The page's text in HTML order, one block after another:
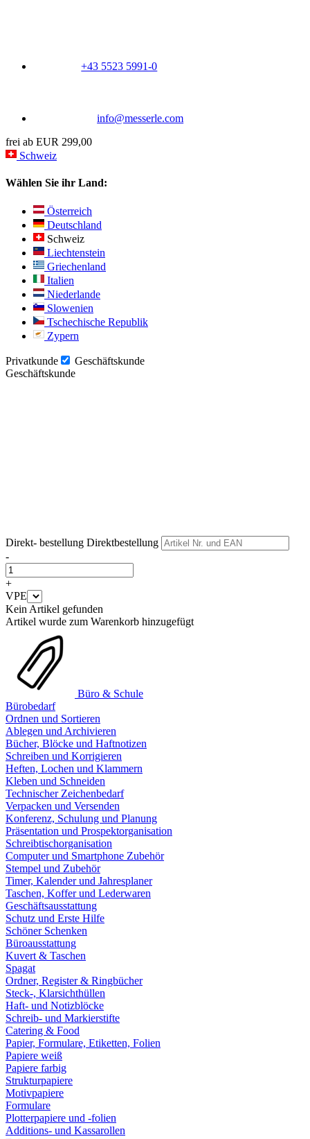
+43 5523 5991-0
info@messerle.com
frei ab EUR 299,00
Schweiz
Wählen Sie ihr Land:
Österreich
Deutschland
Schweiz
Liechtenstein
Griechenland
Italien
Niederlande
Slowenien
Tschechische Republik
Zypern
Privatkunde
Geschäftskunde
Geschäftskunde
Direkt- bestellung Direktbestellung
-
+
VPE
Kein Artikel gefunden
Artikel wurde zum Warenkorb hinzugefügt
Büro & Schule
Bürobedarf
Ordnen und Sortieren
Ablegen und Archivieren
Bücher, Blöcke und Haftnotizen
Schreiben und Korrigieren
Heften, Lochen und Klammern
Kleben und Schneiden
Technischer Zeichenbedarf
Verpacken und Versenden
Konferenz, Schulung und Planung
Präsentation und Prospektorganisation
Schreibtischorganisation
Computer und Smartphone Zubehör
Stempel und Zubehör
Timer, Kalender und Jahresplaner
Taschen, Koffer und Lederwaren
Geschäftsausstattung
Schutz und Erste Hilfe
Schöner Schenken
Büroausstattung
Kuvert & Taschen
Spagat
Ordner, Register & Ringbücher
Steck-, Klarsichthüllen
Haft- und Notizblöcke
Schreib- und Markierstifte
Catering & Food
Papier, Formulare, Etiketten, Folien
Papiere weiß
Papiere farbig
Strukturpapiere
Motivpapiere
Formulare
Plotterpapiere und -folien
Additions- und Kassarollen